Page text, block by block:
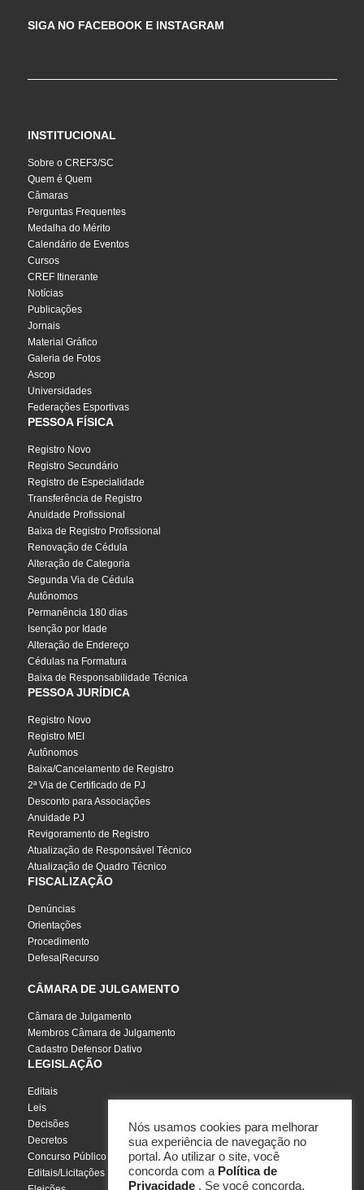
SIGA NO FACEBOOK E INSTAGRAM
INSTITUCIONAL
Sobre o CREF3/SC
Quem é Quem
Câmaras
Perguntas Frequentes
Medalha do Mérito
Calendário de Eventos
Cursos
CREF Itinerante
Notícias
Publicações
Jornais
Material Gráfico
Galeria de Fotos
Ascop
Universidades
Federações Esportivas
PESSOA FÍSICA
Registro Novo
Registro Secundário
Registro de Especialidade
Transferência de Registro
Anuidade Profissional
Baixa de Registro Profissional
Renovação de Cédula
Alteração de Categoria
Segunda Via de Cédula
Autônomos
Permanência 180 dias
Isenção por Idade
Alteração de Endereço
Cédulas na Formatura
Baixa de Responsabilidade Técnica
PESSOA JURÍDICA
Registro Novo
Registro MEI
Autônomos
Baixa/Cancelamento de Registro
2ª Via de Certificado de PJ
Desconto para Associações
Anuidade PJ
Revigoramento de Registro
Atualização de Responsável Técnico
Atualização de Quadro Técnico
FISCALIZAÇÃO
Denúncias
Orientações
Procedimento
Defesa|Recurso
CÂMARA DE JULGAMENTO
Câmara de Julgamento
Membros Câmara de Julgamento
Cadastro Defensor Dativo
LEGISLAÇÃO
Editais
Leis
Decisões
Decretos
Concurso Público
Editais/Licitações
Nós usamos cookies para melhorar
sua experiência de navegação no
portal. Ao utilizar o site, você
concorda com a Política de
Privacidade . Se você concorda,